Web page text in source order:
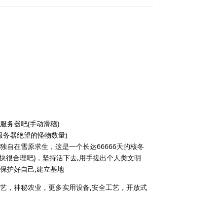
务器吧(手动滑稽)
器绝望的怪物数量)
自在雪原求生，这是一个长达66666天的核冬
很合理吧)，坚持活下去,用手搓出个人类文明
护好自己,建立基地
，神秘农业，更多实用设备,安全工艺，开放式